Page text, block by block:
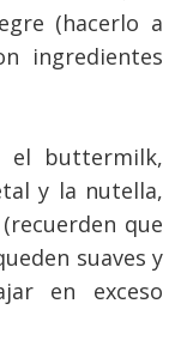
(hacerlo a
ingredientes
el buttermilk,
y la nutella,
que
suaves y
en exceso